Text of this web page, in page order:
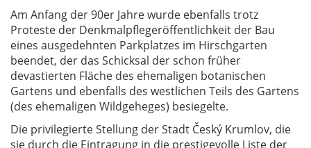
Am Anfang der 90er Jahre wurde ebenfalls trotz
Proteste der Denkmalpflegeröffentlichkeit der Bau
eines ausgedehnten Parkplatzes im Hirschgarten
beendet, der das Schicksal der schon früher
devastierten Fläche des ehemaligen botanischen
Gartens und ebenfalls des westlichen Teils des Gartens
(des ehemaligen Wildgeheges) besiegelte.
Die privilegierte Stellung der Stadt Český Krumlov, die
sie durch die Eintragung in die prestigevolle Liste der